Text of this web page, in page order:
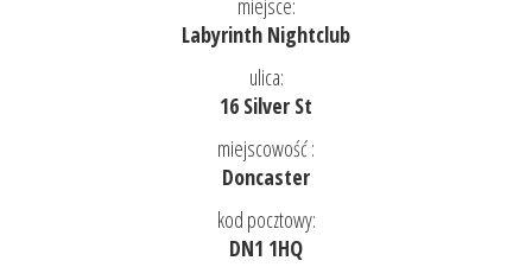
miejsce:
Labyrinth Nightclub
ulica:
16 Silver St
miejscowość :
Doncaster
kod pocztowy:
DN1 1HQ